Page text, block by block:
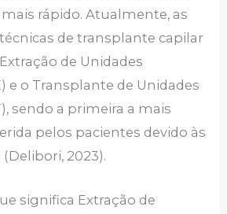
rápido. Atualmente, as
de transplante capilar
de Unidades
e o Transplante de Unidades
sendo a primeira a mais
pelos pacientes devido às
2023).
significa Extração de